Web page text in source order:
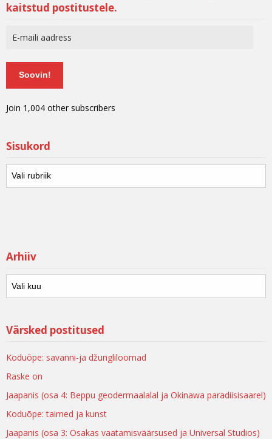
kaitstud postitustele.
Soovin!
Join 1,004 other subscribers
Sisukord
Arhiiv
Värsked postitused
Koduõpe: savanni-ja džungliloomad
Raske on
Jaapanis (osa 4: Beppu geodermaalalal ja Okinawa paradiisisaarel)
Koduõpe: taimed ja kunst
Jaapanis (osa 3: Osakas vaatamisväärsused ja Universal Studios)